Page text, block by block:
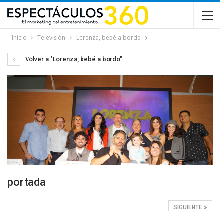
Inicio Televisión Lorenza, bebé a bordo
Volver a "Lorenza, bebé a bordo"
portada
SIGUIENTE